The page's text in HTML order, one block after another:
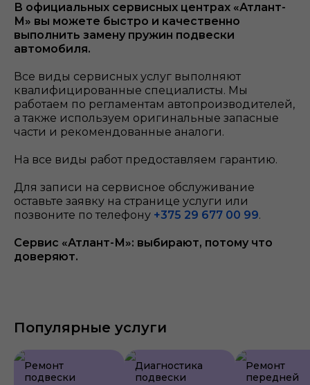
В официальных сервисных центрах «Атлант-
М» вы можете быстро и качественно
выполнить замену пружин подвески
автомобиля.
Все виды сервисных услуг выполняют
квалифицированные специалисты. Мы
работаем по регламентам автопроизводителей,
а также используем оригинальные запасные
части и рекомендованные аналоги.
На все виды работ предоставляем гарантию.
Для записи на сервисное обслуживание
оставьте заявку на странице услуги или
позвоните по телефону +375 29 677 00 99.
Сервис «Атлант-М»: выбирают, потому что
доверяют.
Популярные услуги
Ремонт
подвески
Диагностика
подвески
Ремонт
передней